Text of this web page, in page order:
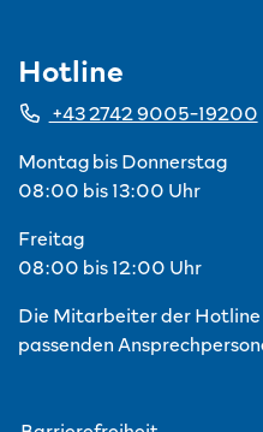
Hotline
+43 2742 9005-19200
Montag bis Donnerstag
08:00 bis 13:00 Uhr
Freitag
08:00 bis 12:00 Uhr
Die Mitarbeiter der Hotline
passenden